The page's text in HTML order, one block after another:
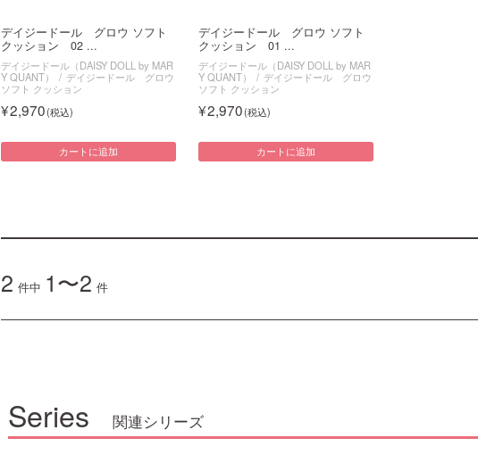
デイジードール グロウ ソフト
クッション 02 ...
デイジードール（DAISY DOLL by MAR
Y QUANT）
デイジードール グロウ
ソフト クッション
2,970
カートに追加
デイジードール グロウ ソフト
クッション 01 ...
デイジードール（DAISY DOLL by MAR
Y QUANT）
デイジードール グロウ
ソフト クッション
2,970
カートに追加
2 件中 1〜2 件
Series 関連シリーズ